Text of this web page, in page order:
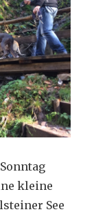
kleine
See